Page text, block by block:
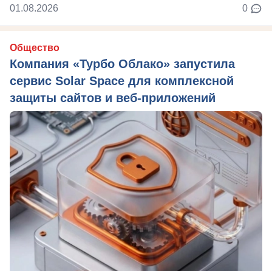
01.08.2026 0
Общество
Компания «Турбо Облако» запустила
сервис Solar Space для комплексной
защиты сайтов и веб-приложений